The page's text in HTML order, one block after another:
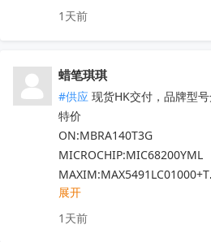
DS250DF810ABVR
LM5101AMX
现货靓货！不容错过！
收起
1天前
蜡笔琪琪
#供应 现货HK交付，品牌型
特价
ON:MBRA140T3G
MICROCHIP:MIC68200YML
MAXIM:MAX5491LC01000+T
ADI:ADP7182AUJZ-R7
其他PN可沟通确认
展开
1天前